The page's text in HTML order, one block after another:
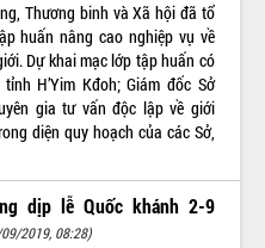
Thương binh và Xã hội đã tổ
huấn nâng cao nghiệp vụ về
Dự khai mạc lớp tập huấn có
H’Yim Kđoh; Giám đốc Sở
gia tư vấn độc lập về giới
diện quy hoạch của các Sở,
dịp lễ Quốc khánh 2-9
2019, 08:28)